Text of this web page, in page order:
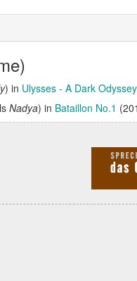
) in Ulysses - A Dark Odyssey
Nadya) in Bataillon No.1